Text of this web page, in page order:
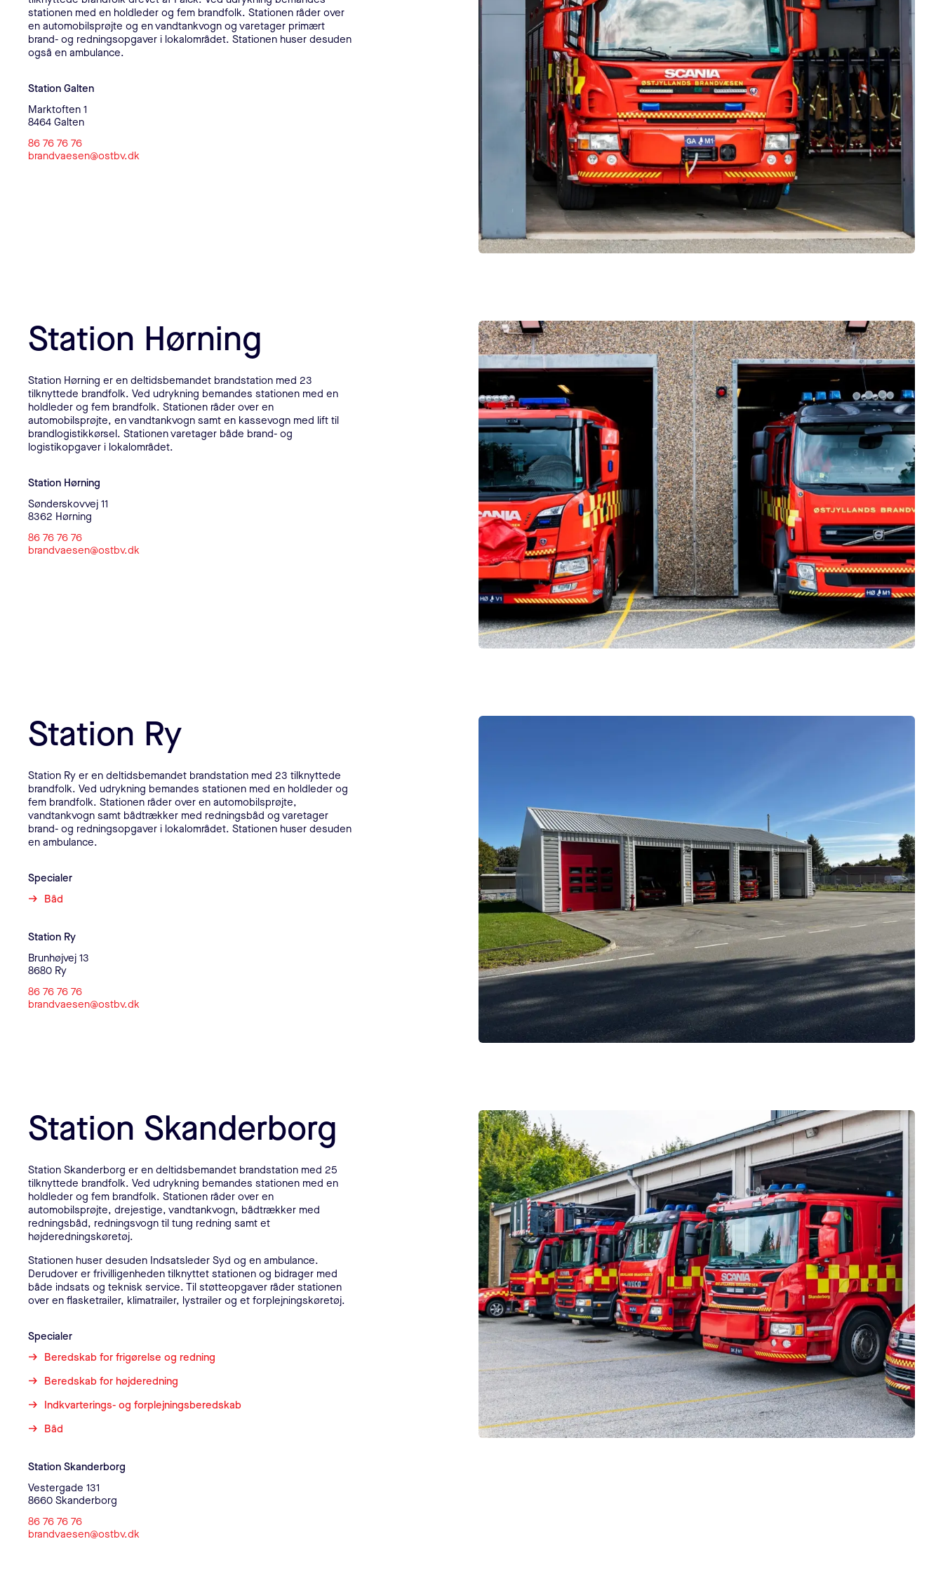
stationen med en holdleder og fem brandfolk. Stationen råder over
en automobilsprøjte og en vandtankvogn og varetager primært
brand- og redningsopgaver i lokalområdet. Stationen huser desuden
også en ambulance.
Kontaktoplysninger
Station Galten
Marktoften 1
8464 Galten
86 76 76 76
brandvaesen@ostbv.dk
Station Hørning
Station Hørning er en deltidsbemandet brandstation med 23
tilknyttede brandfolk. Ved udrykning bemandes stationen med en
holdleder og fem brandfolk. Stationen råder over en
automobilsprøjte, en vandtankvogn samt en kassevogn med lift til
brandlogistikkørsel. Stationen varetager både brand- og
logistikopgaver i lokalområdet.
Kontaktoplysninger
Station Hørning
Sønderskovvej 11
8362 Hørning
86 76 76 76
brandvaesen@ostbv.dk
Station Ry
Station Ry er en deltidsbemandet brandstation med 23 tilknyttede
brandfolk. Ved udrykning bemandes stationen med en holdleder og
fem brandfolk. Stationen råder over en automobilsprøjte,
vandtankvogn samt bådtrækker med redningsbåd og varetager
brand- og redningsopgaver i lokalområdet. Stationen huser desuden
en ambulance.
Specialer
Båd
Kontaktoplysninger
Station Ry
Brunhøjvej 13
8680 Ry
86 76 76 76
brandvaesen@ostbv.dk
Station Skanderborg
Station Skanderborg er en deltidsbemandet brandstation med 25
tilknyttede brandfolk. Ved udrykning bemandes stationen med en
holdleder og fem brandfolk. Stationen råder over en
automobilsprøjte, drejestige, vandtankvogn, bådtrækker med
redningsbåd, redningsvogn til tung redning samt et
højderedningskøretøj.
Stationen huser desuden Indsatsleder Syd og en ambulance.
Derudover er frivilligenheden tilknyttet stationen og bidrager med
både indsats og teknisk service. Til støtteopgaver råder stationen
over en flasketrailer, klimatrailer, lystrailer og et forplejningskøretøj.
Specialer
Beredskab for frigørelse og redning
Beredskab for højderedning
Indkvarterings- og forplejningsberedskab
Båd
Kontaktoplysninger
Station Skanderborg
Vestergade 131
8660 Skanderborg
86 76 76 76
brandvaesen@ostbv.dk